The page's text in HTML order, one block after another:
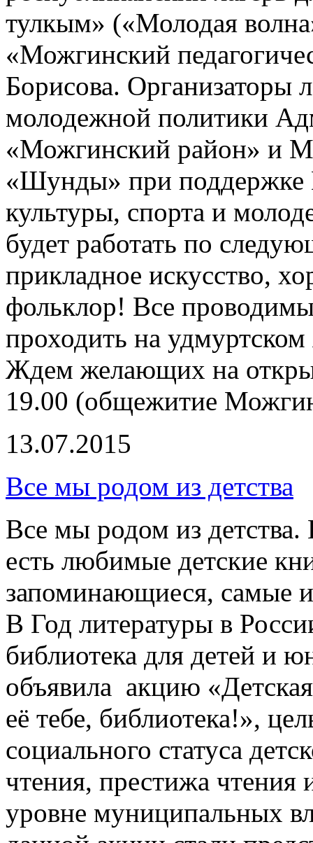
тулкым» («Молодая
«Можгинский
Борисова. Организаторы
молодежной политики
«Можгинский район» и
«Шунды» при поддержке
культуры, спорта и
будет работать по
прикладное искусство,
фольклор! Все
проходить на удмуртском
Ждем желающих на
19.00 (общежитие
13.07.2015
Все мы родом из детства
Все мы родом из детства.
есть любимые детские
запоминающиеся, самые
В Год литературы в
библиотека для детей и
объявила акцию
её тебе, библиотека!»,
социального статуса
чтения, престижа чтения
уровне муниципальных